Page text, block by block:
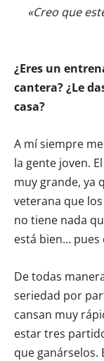
«Creo que
¿Eres un
cantera? ¿Le
casa?
A mí siempre
la gente joven.
muy grande, ya
veterana que
no tiene nada
está bien… pues
De todas
seriedad por
cansan muy
estar tres
que